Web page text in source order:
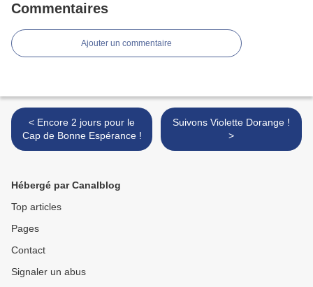
Commentaires
Ajouter un commentaire
< Encore 2 jours pour le
Cap de Bonne Espérance !
Suivons Violette Dorange !
>
Hébergé par Canalblog
Top articles
Pages
Contact
Signaler un abus